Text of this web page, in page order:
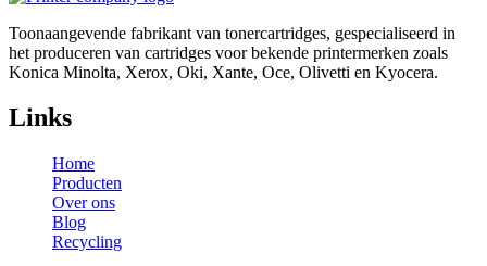
Toonaangevende fabrikant van tonercartridges, gespecialiseerd in
het produceren van cartridges voor bekende printermerken zoals
Konica Minolta, Xerox, Oki, Xante, Oce, Olivetti en Kyocera.
Links
Home
Producten
Over ons
Blog
Recycling